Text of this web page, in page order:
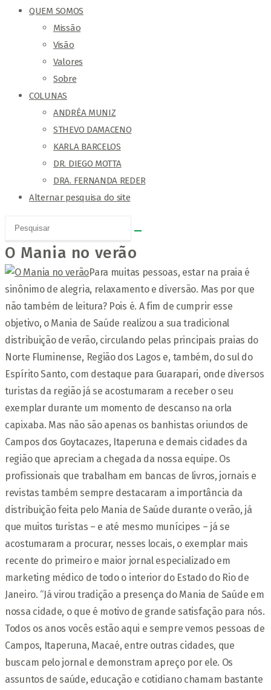
QUEM SOMOS
Missão
Visão
Valores
Sobre
COLUNAS
ANDRÉA MUNIZ
STHEVO DAMACENO
KARLA BARCELOS
DR. DIEGO MOTTA
DRA. FERNANDA REDER
Alternar pesquisa do site
O Mania no verão
Para muitas pessoas, estar na praia é
sinônimo de alegria, relaxamento e diversão. Mas por que
não também de leitura? Pois é. A fim de cumprir esse
objetivo, o Mania de Saúde realizou a sua tradicional
distribuição de verão, circulando pelas principais praias do
Norte Fluminense, Região dos Lagos e, também, do sul do
Espírito Santo, com destaque para Guarapari, onde diversos
turistas da região já se acostumaram a receber o seu
exemplar durante um momento de descanso na orla
capixaba. Mas não são apenas os banhistas oriundos de
Campos dos Goytacazes, Itaperuna e demais cidades da
região que apreciam a chegada da nossa equipe. Os
profissionais que trabalham em bancas de livros, jornais e
revistas também sempre destacaram a importância da
distribuição feita pelo Mania de Saúde durante o verão, já
que muitos turistas – e até mesmo munícipes – já se
acostumaram a procurar, nesses locais, o exemplar mais
recente do primeiro e maior jornal especializado em
marketing médico de todo o interior do Estado do Rio de
Janeiro. “Já virou tradição a presença do Mania de Saúde em
nossa cidade, o que é motivo de grande satisfação para nós.
Todos os anos vocês estão aqui e sempre vemos pessoas de
Campos, Itaperuna, Macaé, entre outras cidades, que
buscam pelo jornal e demonstram apreço por ele. Os
assuntos de saúde, educação e cotidiano chamam bastante